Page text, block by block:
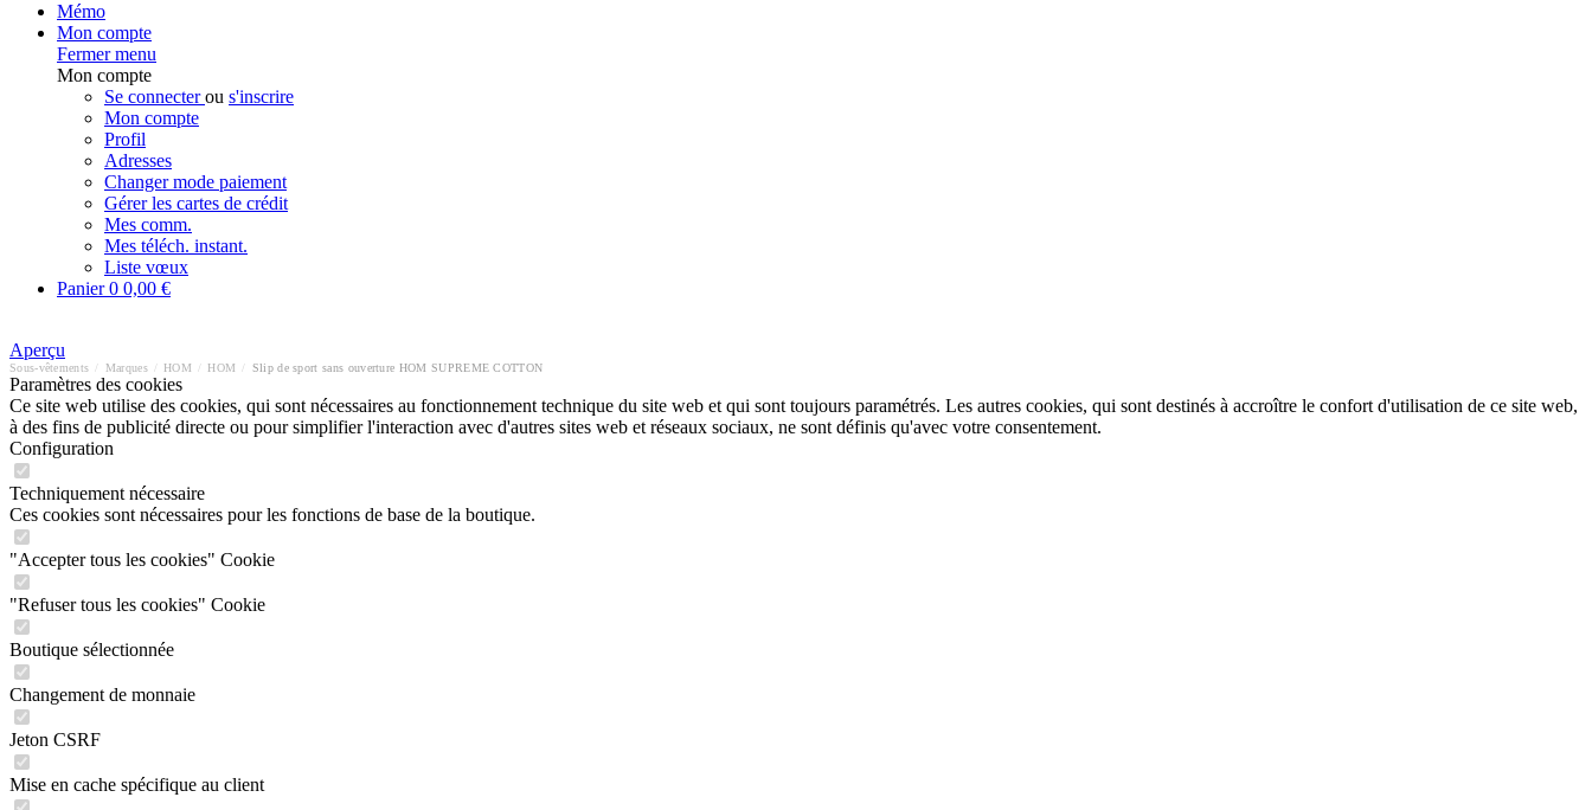
Mémo
Mon compte
Fermer menu
Mon compte
Se connecterou s'inscrire
Mon compte
Profil
Adresses
Changer mode paiement
Gérer les cartes de crédit
Mes comm.
Mes téléch. instant.
Liste vœux
Panier0 0,00 €
Aperçu
Sous-vêtements Marques HOM HOM Slip de sport sans ouverture HOM SUPREME COTTON
Paramètres des cookies
Ce site web utilise des cookies, qui sont nécessaires au fonctionnement technique du site web et qui sont toujours paramétrés. Les autres cookies, qui sont destinés à accroître le confort d'utilisation de ce site web,
à des fins de publicité directe ou pour simplifier l'interaction avec d'autres sites web et réseaux sociaux, ne sont définis qu'avec votre consentement.
Configuration
Techniquement nécessaire
Ces cookies sont nécessaires pour les fonctions de base de la boutique.
"Accepter tous les cookies" Cookie
"Refuser tous les cookies" Cookie
Boutique sélectionnée
Changement de monnaie
Jeton CSRF
Mise en cache spécifique au client